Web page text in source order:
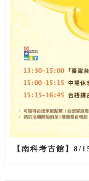
【南科考古館】8/